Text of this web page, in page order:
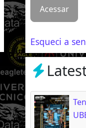
Esqueci a